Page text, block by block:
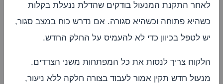
לאחר התקנת המנעול בודקים שהדלת ננעלת בקלות
כשהיא פתוחה וכשהיא סגורה. אם נדרש כוח במצב סגור,
יש לטפל בכיוון כדי לא להעמיס על החלק החדש.
הלקוח צריך לנסות את כל המפתחות משני הצדדים.
מנעול חדש תקין אמור לעבוד בצורה חלקה ללא ניעור,